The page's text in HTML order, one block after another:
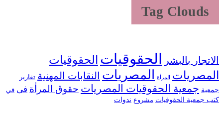
Tag Clouds
الاتجار بالبشر الحقوقيات الحقوقيات
المصريات
المرأة المصريات النقابات المهنية تقارير
جمعية جمعية الحقوقيات المصريات حقوق المرأة فى في
كتب جمعية الحقوقيات مشروع ندوات